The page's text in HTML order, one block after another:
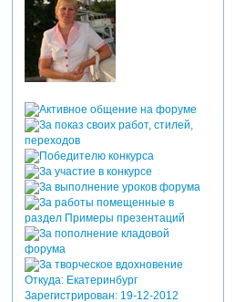
Откуда:Екатеринбург
Зарегистрирован: 19-12-2012